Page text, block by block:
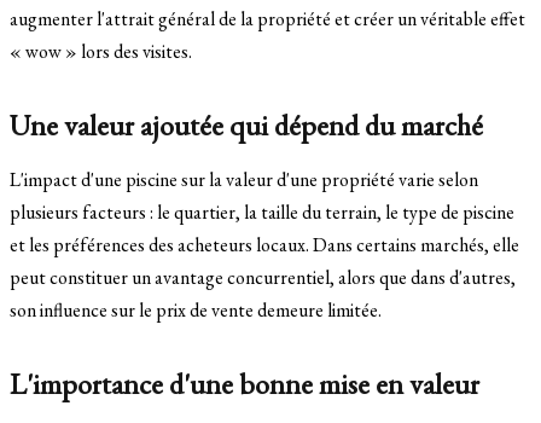
augmenter l'attrait général de la propriété et créer un véritable effet
« wow » lors des visites.
Une valeur ajoutée qui dépend du marché
L'impact d'une piscine sur la valeur d'une propriété varie selon
plusieurs facteurs : le quartier, la taille du terrain, le type de piscine
et les préférences des acheteurs locaux. Dans certains marchés, elle
peut constituer un avantage concurrentiel, alors que dans d'autres,
son influence sur le prix de vente demeure limitée.
L'importance d'une bonne mise en valeur